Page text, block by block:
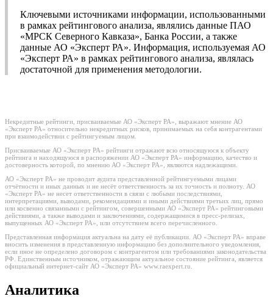
Ключевыми источниками информации, использованными
в рамках рейтингового анализа, являлись данные ПАО
«МРСК Северного Кавказа», Банка России, а также
данные АО «Эксперт РА». Информация, используемая АО
«Эксперт РА» в рамках рейтингового анализа, являлась
достаточной для применения методологии.
Некредитные рейтинги, присваиваемые АО «Эксперт РА», выражают мнение АО
«Эксперт РА» относительно некредитных рисков, принимаемых на себя контрагентами
при взаимодействии с рейтингуемым лицом.
Присваиваемые АО «Эксперт РА» рейтинги отражают всю относящуюся к объекту
рейтинга и находящуюся в распоряжении АО «Эксперт РА» информацию, качество и
достоверность которой, по мнению АО «Эксперт РА», являются надлежащими.
АО «Эксперт РА» не проводит аудита представленной рейтингуемыми лицами
отчётности и иных данных и не несёт ответственность за их точность и полноту. АО
«Эксперт РА» не несет ответственности в связи с любыми последствиями,
интерпретациями, выводами, рекомендациями и иными действиями третьих лиц, прямо
или косвенно связанными с рейтингом, совершенными АО «Эксперт РА» рейтинговыми
действиями, а также выводами и заключениями, содержащимися в пресс-релизах,
выпущенных АО «Эксперт РА», или отсутствием всего перечисленного.
Представленная информация актуальна на дату её публикации. АО «Эксперт РА» вправе
вносить изменения в представленную информацию без дополнительного уведомления,
если иное не определено договором с контрагентом или требованиями законодательства
РФ. Единственным источником, отражающим актуальное состояние рейтинга, является
официальный интернет-сайт АО «Эксперт РА» www.raexpert.ru.
Аналитика